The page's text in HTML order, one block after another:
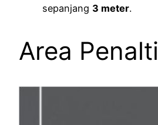
sepanjang 3 meter.
Area Penalti